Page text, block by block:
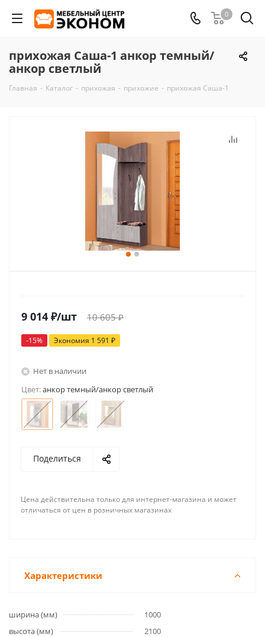
0
прихожая Саша-1 анкор темный/
анкор светлый
Главная - Каталог - прихожая - прихожие - прихожая Саша-1
9 014 ₽/шт 10 605₽
-15% Экономия 1 591 ₽
Нет в наличии
Цвет:анкор темный/анкор светлый
Поделиться
Цена действительна только для интернет-магазина и может
отличаться от цен в розничных магазинах
Характеристики
ширина (мм)
1000
высота (мм)
2100